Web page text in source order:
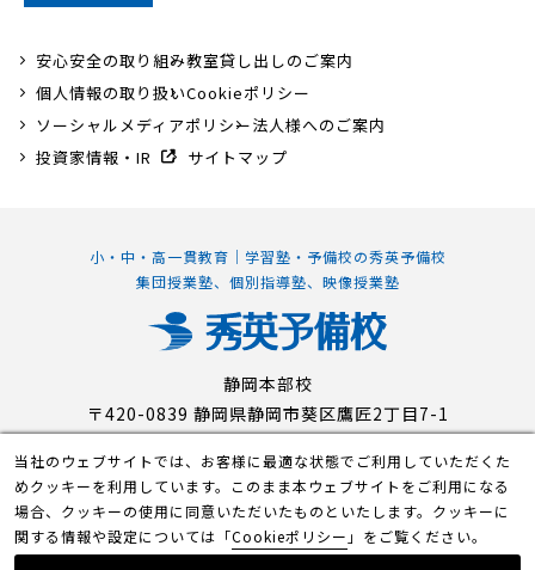
小・中・高一貫教育｜学習塾・予備校の秀英予備校
集団授業塾、個別指導塾、映像授業塾
静岡本部校
〒420-0839 静岡県静岡市葵区鷹匠2丁目7-1
安心安全の取り組み教室貸し出しのご案内
個人情報の取り扱いCookieポリシー
ソーシャルメディアポリシー法人様へのご案内
投資家情報・IR
サイトマップ
当社のウェブサイトでは、お客様に最適な状態でご利用していただくた
めクッキーを利用しています。このまま本ウェブサイトをご利用になる
場合、クッキーの使用に同意いただいたものといたします。クッキーに
関する情報や設定については「Cookieポリシー 」をご覧ください。